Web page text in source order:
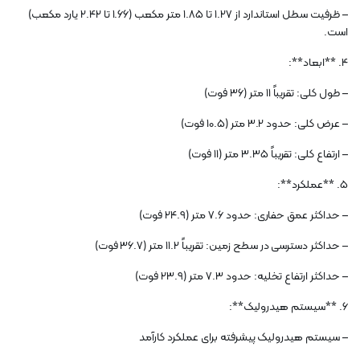
– ظرفیت سطل استاندارد از 1.27 تا 1.85 متر مکعب (1.66 تا 2.42 یارد مکعب)
است.
4. **ابعاد**:
– طول کلی: تقریباً 11 متر (36 فوت)
– عرض کلی: حدود 3.2 متر (10.5 فوت)
– ارتفاع کلی: تقریباً 3.35 متر (11 فوت)
5. **عملکرد**:
– حداکثر عمق حفاری: حدود 7.6 متر (24.9 فوت)
– حداکثر دسترسی در سطح زمین: تقریباً 11.2 متر (36.7 فوت)
– حداکثر ارتفاع تخلیه: حدود 7.3 متر (23.9 فوت)
6. **سیستم هیدرولیک**:
– سیستم هیدرولیک پیشرفته برای عملکرد کارآمد